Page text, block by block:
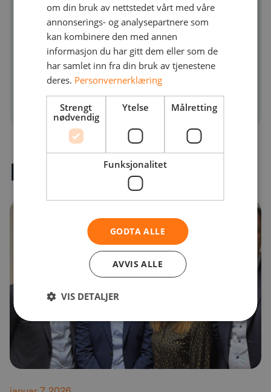
fordelt på datterselskaper i Norge,
Sverige, Danmark og Finland. Les mer
www.netnordic.no
Relatert innhold
om din bruk av nettstedet vårt med våre
annonserings- og analysepartnere som
kan kombinere den med annen
informasjon du har gitt dem eller som de
har samlet inn fra din bruk av tjenestene
deres. Personvernerklæring
Strengt
nødvendig
Ytelse Målretting
Funksjonalitet
GODTA ALLE
AVVIS ALLE
VIS DETALJER